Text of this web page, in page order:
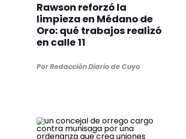
Rawson reforzó la
limpieza en Médano de
Oro: qué trabajos realizó
en calle 11
Por Redacción Diario de Cuyo